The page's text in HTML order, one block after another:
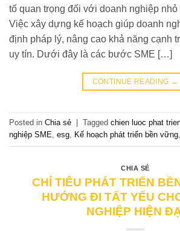
tố quan trọng đối với doanh nghiệp
Việc xây dựng kế hoạch giúp doanh
định pháp lý, nâng cao khả năng cạnh
uy tín. Dưới đây là các bước SME […]
CONTINUE READING →
Posted in Chia sẻ Tagged chien luoc phat
nghiệp SME, esg, Kế hoạch phát triển bền vững,
CHIA SẺ
CHỈ TIÊU PHÁT TRIỂN
HƯỚNG ĐI TẤT YẾU
NGHIỆP HIỆN